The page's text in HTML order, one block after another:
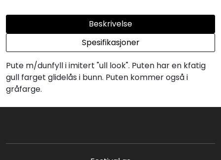
Beskrivelse
Spesifikasjoner
Pute m/dunfyll i imitert "ull look". Puten har en kfatig
gull farget glidelås i bunn. Puten kommer også i
gråfarge.